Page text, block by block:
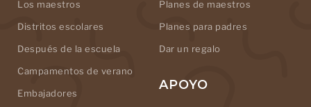
Los maestros
Distritos escolares
Después de la escuela
Campamentos de verano
Embajadores
Planes de maestros
Planes para padres
Dar un regalo
APOYO